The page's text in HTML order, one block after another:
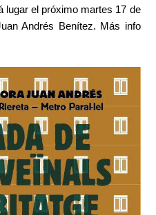
lugar el próximo martes 17 de
Andrés Benítez. Más info